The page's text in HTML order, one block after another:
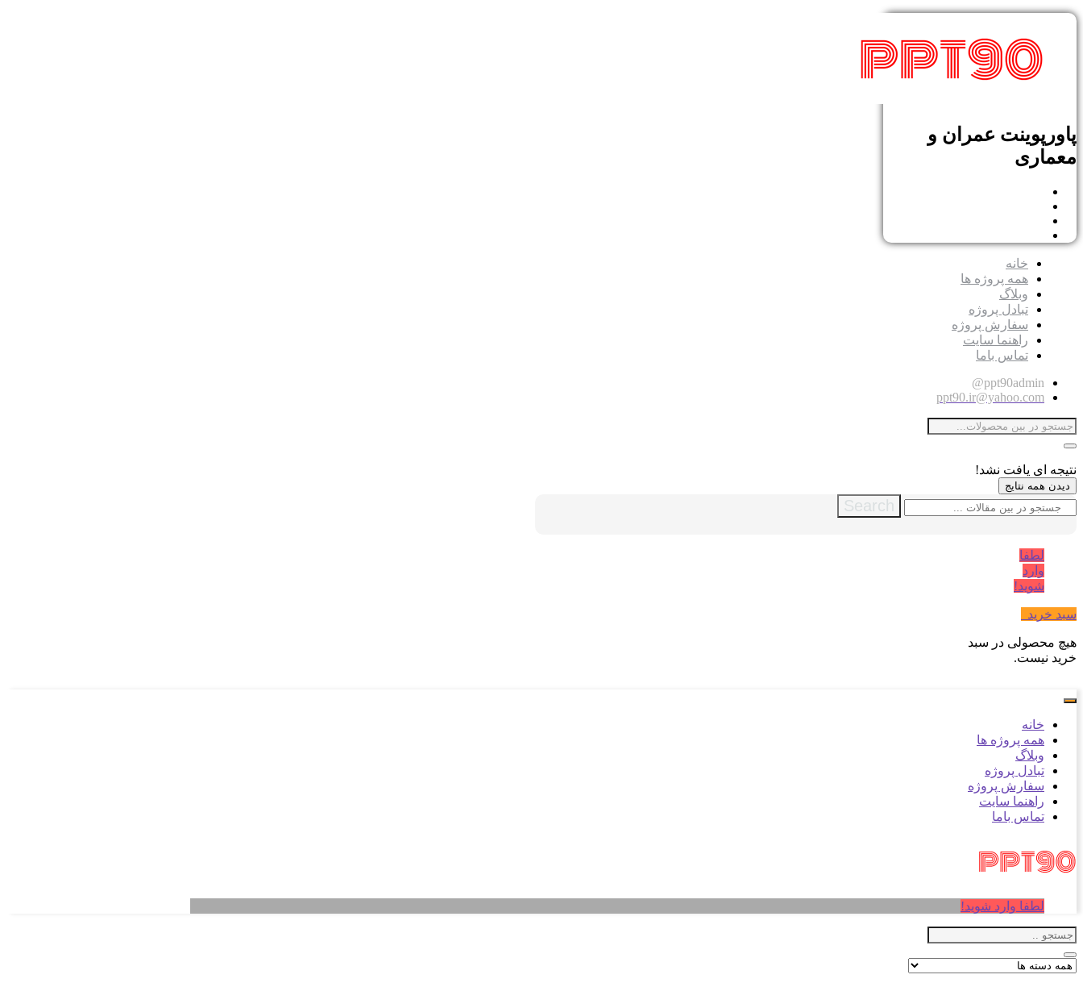
پاورپوینت عمران و
معماری
خانه
همه پروژه ها
وبلاگ
تبادل پروژه
سفارش پروژه
راهنما سایت
تماس باما
ppt90admin@
ppt90.ir@yahoo.com
نتیجه ای یافت نشد!
دیدن همه نتایج
Search
لطفا
وارد
شوید!
سبد خرید
هیچ محصولی در سبد
خرید نیست.
خانه
همه پروژه ها
وبلاگ
تبادل پروژه
سفارش پروژه
راهنما سایت
تماس باما
لطفا وارد شوید!